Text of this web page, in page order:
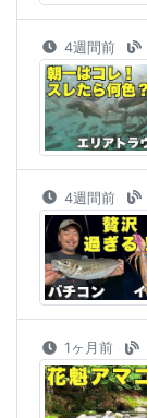
4週間前
4週間前
1ヶ月前